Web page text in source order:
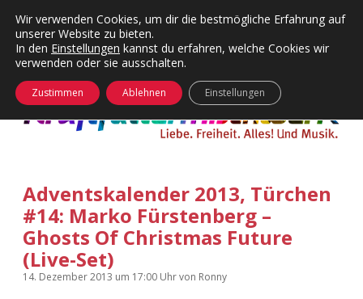
Kategorien
Menü
24 Hours Chilling
Die Wende
KFMW-Disco
kfmw.stuff
Kopfkinomusik
KFMW-Disco
Dates
Contact
Adventskalender Dropdown-
Menü
Adventskalender 2010
facebook
instagram
rss soundcloud
vimeo
öffnen
Adventskalender 2013, Türchen
#14: Marko Fürstenberg –
Ghosts Of Christmas Future
(Live-Set)
14. Dezember 2013 um 17:00 Uhrvon Ronny
Wir verwenden Cookies, um dir die bestmögliche Erfahrung auf
unserer Website zu bieten.
In den Einstellungen kannst du erfahren, welche Cookies wir
verwenden oder sie ausschalten.
Zustimmen Ablehnen Einstellungen